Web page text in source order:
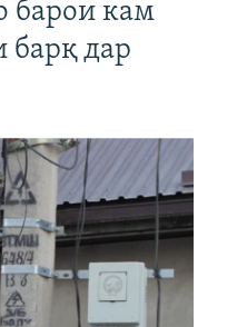
барои кам
барқ дар